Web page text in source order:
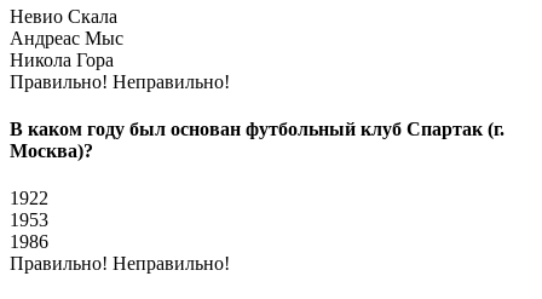
Невио Скала
Андреас Мыс
Никола Гора
Правильно! Неправильно!
В каком году был основан футбольный клуб Спартак (г.
Москва)?
1922
1953
1986
Правильно! Неправильно!